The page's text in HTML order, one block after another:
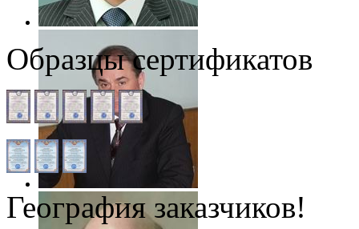
Образцы сертификатов
География заказчиков!